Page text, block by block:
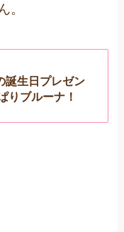
。
誕生日プレゼン
りブルーナ！